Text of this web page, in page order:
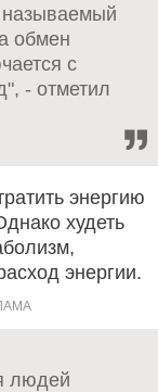
называемый
обмен
с
- отметил
энергию
худеть
энергии.
людей